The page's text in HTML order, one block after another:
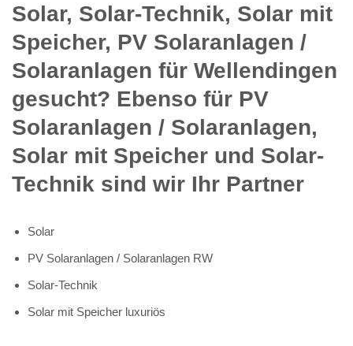
Solar, Solar-Technik, Solar mit
Speicher, PV Solaranlagen /
Solaranlagen für Wellendingen
gesucht? Ebenso für PV
Solaranlagen / Solaranlagen,
Solar mit Speicher und Solar-
Technik sind wir Ihr Partner
Solar
PV Solaranlagen / Solaranlagen RW
Solar-Technik
Solar mit Speicher luxuriös